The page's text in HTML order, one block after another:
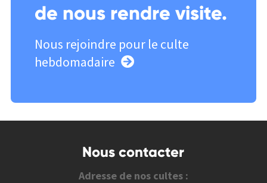
de nous rendre visite.
Nous rejoindre pour le culte
hebdomadaire
Nous contacter
Adresse de nos cultes :